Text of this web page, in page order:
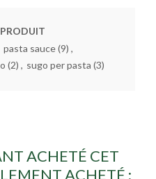
pasta sauce(9) ,
(2) , sugo per pasta (3)
ACHETÉ CET
ACHETÉ :